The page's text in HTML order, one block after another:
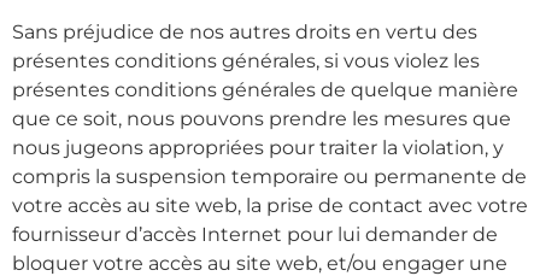
Sans préjudice de nos autres droits en vertu des
présentes conditions générales, si vous violez les
présentes conditions générales de quelque manière
que ce soit, nous pouvons prendre les mesures que
nous jugeons appropriées pour traiter la violation, y
compris la suspension temporaire ou permanente de
votre accès au site web, la prise de contact avec votre
fournisseur d’accès Internet pour lui demander de
bloquer votre accès au site web, et/ou engager une